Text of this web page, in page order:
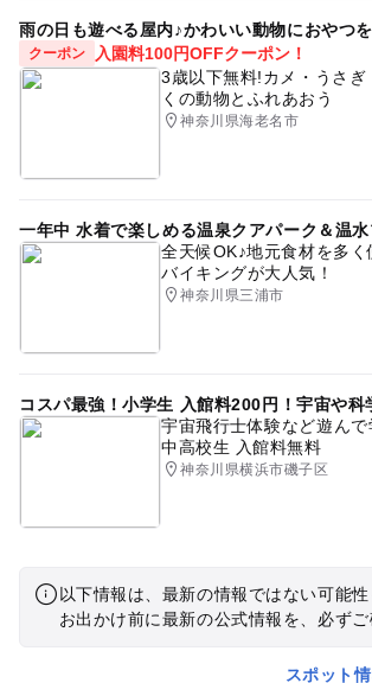
雨の日も遊べる屋内♪かわいい動物におやつ
クーポン
入園料100円OFFクーポン！
3歳以下無料!カメ・うさ
くの動物とふれあおう
神奈川県海老名市
一年中 水着で楽しめる温泉クアパーク＆温
全天候OK♪地元食材を多
バイキングが大人気！
神奈川県三浦市
コスパ最強！小学生 入館料200円！宇宙や科
宇宙飛行士体験など遊ん
中高校生 入館料無料
神奈川県横浜市磯子区
以下情報は、最新の情報ではない可能性
お出かけ前に最新の公式情報を、必ずご
スポット